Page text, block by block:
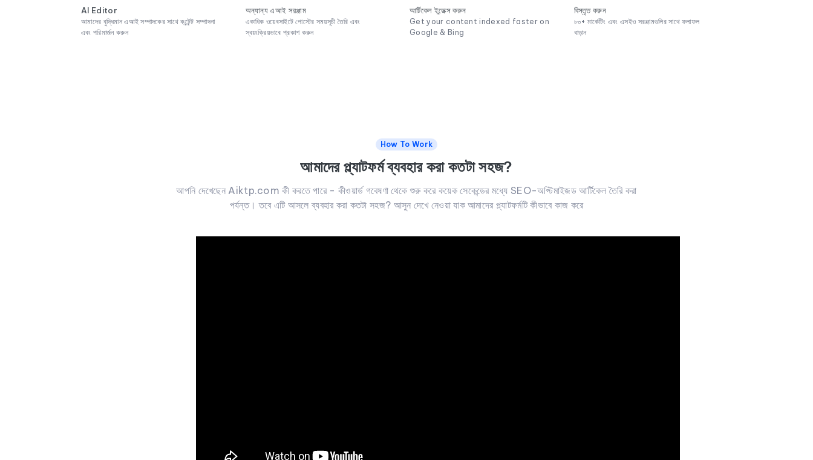
AI Editor
আমাদের বুদ্ধিমান এআই সম্পাদকের সাথে কন্টেন্ট সম্পাদনা
এবং পরিমার্জন করুন
অন্যান্য এআই সরঞ্জাম
একাধিক ওয়েবসাইটে পোস্টের সময়সূচী তৈরি এবং
স্বয়ংক্রিয়ভাবে প্রকাশ করুন
আর্টিকেল ইন্ডেক্স করুন
Get your content indexed faster on
Google & Bing
বিস্তৃত করুন
৮০+ মার্কেটিং এবং এসইও সরঞ্জামগুলির সাথে ফলাফল
বাড়ান
How To Work
আমাদের প্ল্যাটফর্ম ব্যবহার করা কতটা সহজ?
আপনি দেখেছেন Aiktp.com কী করতে পারে - কীওয়ার্ড গবেষণা থেকে শুরু করে কয়েক সেকেন্ডের মধ্যে SEO-অপ্টিমাইজড আর্টিকেল তৈরি করা
পর্যন্ত। তবে এটি আসলে ব্যবহার করা কতটা সহজ? আসুন দেখে নেওয়া যাক আমাদের প্ল্যাটফর্মটি কীভাবে কাজ করে